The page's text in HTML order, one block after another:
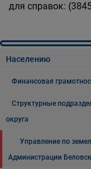
для справок:
Населению
Финансовая
Структурные
округа
Управление по
Администрации